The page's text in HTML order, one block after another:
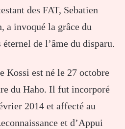
des FAT, Sebatien
a invoqué la grâce du
de l’âme du disparu.
Kossi est né le 27 octobre
du Haho. Il fut incorporé
2014 et affecté au
et d’Appui